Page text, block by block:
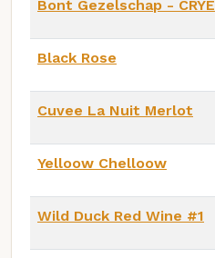
Bont Gezelschap - CRYE
Black Rose
Cuvee La Nuit Merlot
Yelloow Chelloow
Wild Duck Red Wine #1